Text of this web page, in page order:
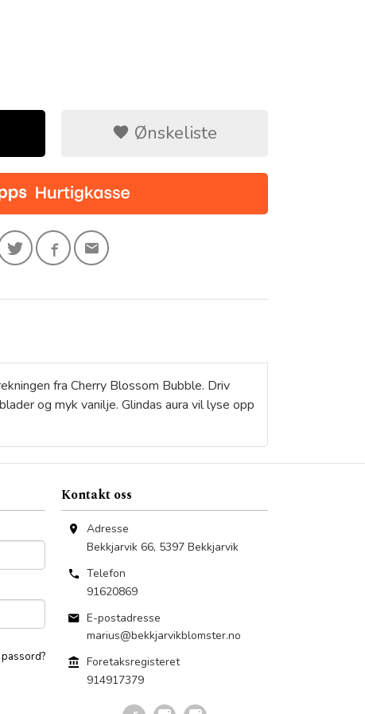
Ønskeliste
fra Cherry Blossom Bubble. Driv
og myk vanilje. Glindas aura vil lyse opp
Kontakt oss
Adresse
Bekkjarvik 66, 5397 Bekkjarvik
Telefon
91620869
E-postadresse
marius@bekkjarvikblomster.no
Foretaksregisteret
914917379